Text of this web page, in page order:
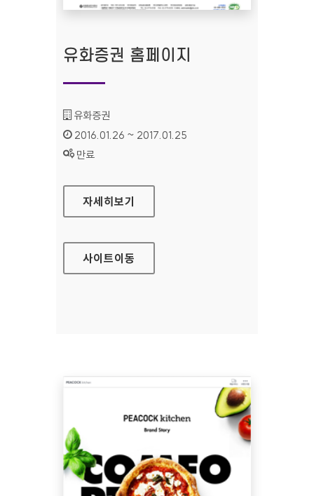
유화증권 홈페이지
기관명 :
유화증권
인증기간 :
2016.01.26 ~ 2017.01.25
상태 :
만료
유화증권 홈페이지
자세히보기
사이트이동